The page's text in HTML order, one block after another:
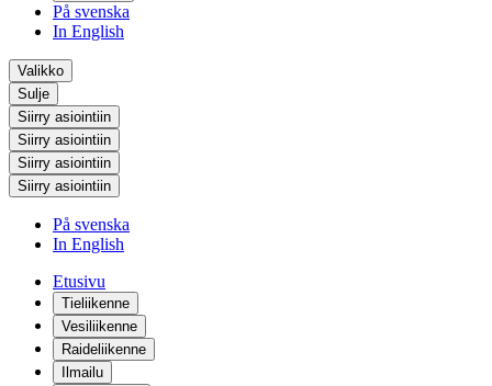
På svenska
In English
Valikko
Sulje
Siirry asiointiin
Siirry asiointiin
Siirry asiointiin
Siirry asiointiin
På svenska
In English
Etusivu
Tieliikenne
Vesiliikenne
Raideliikenne
Ilmailu